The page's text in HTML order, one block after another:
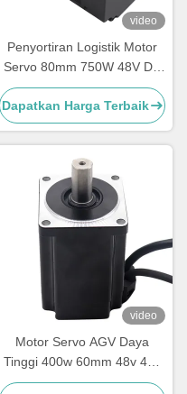
video
Penyortiran Logistik Motor
Servo 80mm 750W 48V DC
Dengan Encoder Mutlak
Dapatkan Harga Terbaik
video
Motor Servo AGV Daya
Tinggi 400w 60mm 48v 400
Watt Untuk instrumen medis